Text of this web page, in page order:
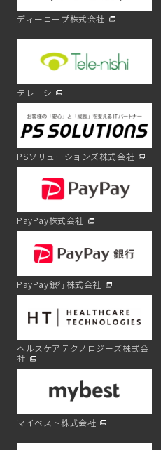
ディーコープ株式会社
テレニシ
PSソリューションズ株式会社
PayPay株式会社
PayPay銀行株式会社
ヘルスケアテクノロジーズ株式会
社
マイベスト株式会社